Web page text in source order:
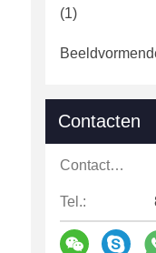
(1)
Contacten
Contacten:
Tel.: